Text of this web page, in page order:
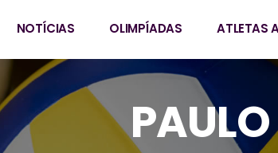
NOTÍCIAS OLIMPÍADAS ATLETAS